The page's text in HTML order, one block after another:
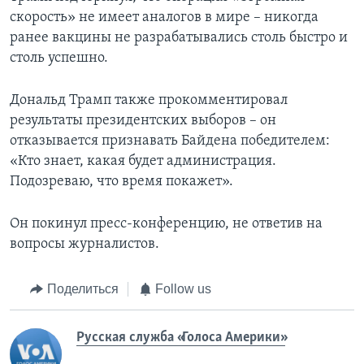
скорость» не имеет аналогов в мире – никогда
ранее вакцины не разрабатывались столь быстро и
столь успешно.
Дональд Трамп также прокомментировал
результаты президентских выборов – он
отказывается признавать Байдена победителем:
«Кто знает, какая будет администрация.
Подозреваю, что время покажет».
Он покинул пресс-конференцию, не ответив на
вопросы журналистов.
Поделиться Follow us
Русская служба «Голоса Америки»